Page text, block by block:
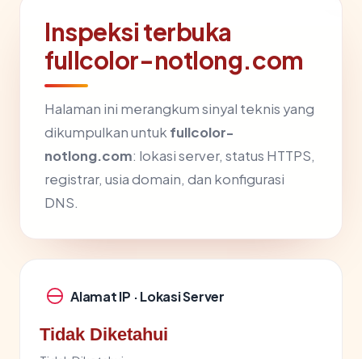
Inspeksi terbuka
fullcolor-notlong.com
Halaman ini merangkum sinyal teknis yang
dikumpulkan untuk fullcolor-
notlong.com: lokasi server, status HTTPS,
registrar, usia domain, dan konfigurasi
DNS.
Alamat IP · Lokasi Server
Tidak Diketahui